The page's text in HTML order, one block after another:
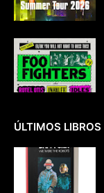
ÚLTIMOS LIBROS